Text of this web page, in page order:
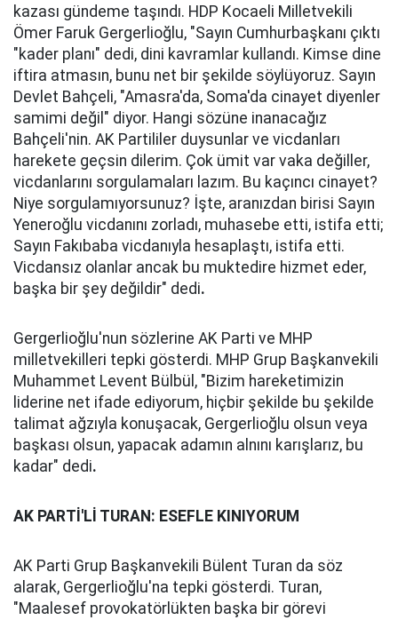
kazası gündeme taşındı. HDP Kocaeli Milletvekili
Ömer Faruk Gergerlioğlu, "Sayın Cumhurbaşkanı çıktı
"kader planı" dedi, dini kavramlar kullandı. Kimse dine
iftira atmasın, bunu net bir şekilde söylüyoruz. Sayın
Devlet Bahçeli, "Amasra'da, Soma'da cinayet diyenler
samimi değil" diyor. Hangi sözüne inanacağız
Bahçeli'nin. AK Partililer duysunlar ve vicdanları
harekete geçsin dilerim. Çok ümit var vaka değiller,
vicdanlarını sorgulamaları lazım. Bu kaçıncı cinayet?
Niye sorgulamıyorsunuz? İşte, aranızdan birisi Sayın
Yeneroğlu vicdanını zorladı, muhasebe etti, istifa etti;
Sayın Fakıbaba vicdanıyla hesaplaştı, istifa etti.
Vicdansız olanlar ancak bu muktedire hizmet eder,
başka bir şey değildir" dedi.
Gergerlioğlu'nun sözlerine AK Parti ve MHP
milletvekilleri tepki gösterdi. MHP Grup Başkanvekili
Muhammet Levent Bülbül, "Bizim hareketimizin
liderine net ifade ediyorum, hiçbir şekilde bu şekilde
talimat ağzıyla konuşacak, Gergerlioğlu olsun veya
başkası olsun, yapacak adamın alnını karışlarız, bu
kadar" dedi.
AK PARTİ'Lİ TURAN: ESEFLE KINIYORUM
AK Parti Grup Başkanvekili Bülent Turan da söz
alarak, Gergerlioğlu'na tepki gösterdi. Turan,
"Maalesef provokatörlükten başka bir görevi